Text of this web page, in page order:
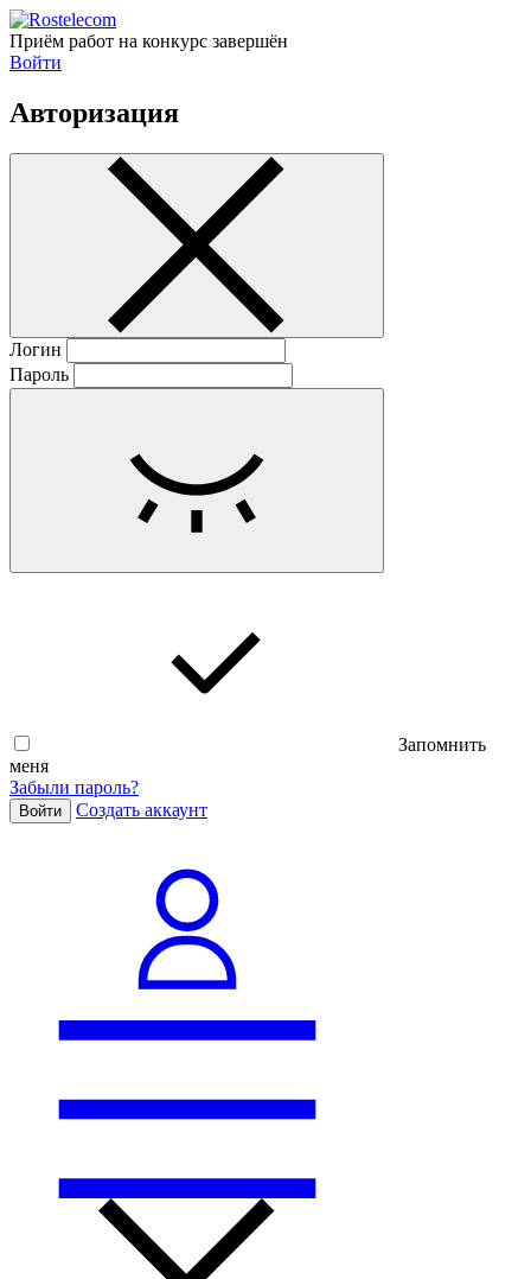
Приём работ на конкурс завершён
Войти
Авторизация
Логин
Пароль
Запомнить
меня
Забыли пароль?
Войти Cоздать аккаунт